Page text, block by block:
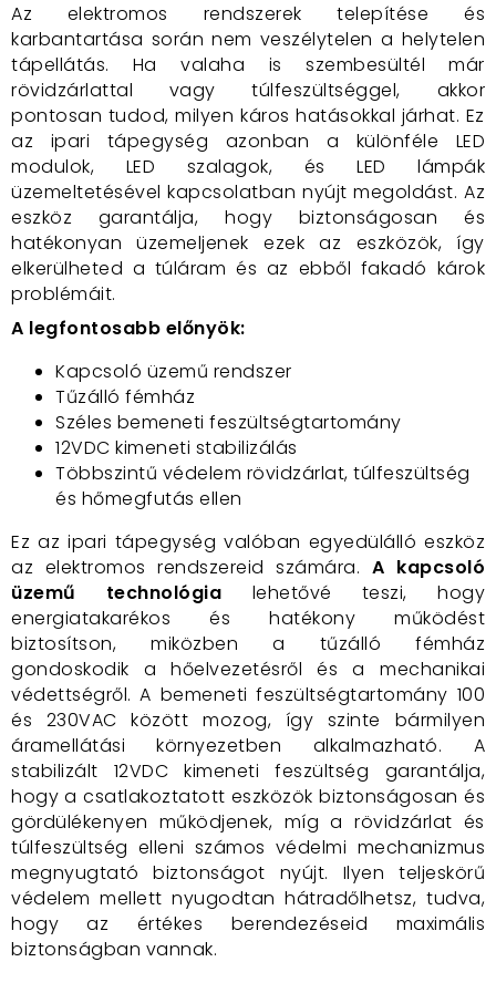
Az elektromos rendszerek telepítése és
karbantartása során nem veszélytelen a helytelen
tápellátás. Ha valaha is szembesültél már
rövidzárlattal vagy túlfeszültséggel, akkor
pontosan tudod, milyen káros hatásokkal járhat. Ez
az ipari tápegység azonban a különféle LED
modulok, LED szalagok, és LED lámpák
üzemeltetésével kapcsolatban nyújt megoldást. Az
eszköz garantálja, hogy biztonságosan és
hatékonyan üzemeljenek ezek az eszközök, így
elkerülheted a túláram és az ebből fakadó károk
problémáit.
A legfontosabb előnyök:
Kapcsoló üzemű rendszer
Tűzálló fémház
Széles bemeneti feszültségtartomány
12VDC kimeneti stabilizálás
Többszintű védelem rövidzárlat, túlfeszültség
és hőmegfutás ellen
Ez az ipari tápegység valóban egyedülálló eszköz
az elektromos rendszereid számára. A kapcsoló
üzemű technológia lehetővé teszi, hogy
energiatakarékos és hatékony működést
biztosítson, miközben a tűzálló fémház
gondoskodik a hőelvezetésről és a mechanikai
védettségről. A bemeneti feszültségtartomány 100
és 230VAC között mozog, így szinte bármilyen
áramellátási környezetben alkalmazható. A
stabilizált 12VDC kimeneti feszültség garantálja,
hogy a csatlakoztatott eszközök biztonságosan és
gördülékenyen működjenek, míg a rövidzárlat és
túlfeszültség elleni számos védelmi mechanizmus
megnyugtató biztonságot nyújt. Ilyen teljeskörű
védelem mellett nyugodtan hátradőlhetsz, tudva,
hogy az értékes berendezéseid maximális
biztonságban vannak.